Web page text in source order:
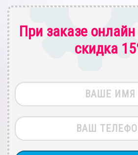
При заказе
скидка